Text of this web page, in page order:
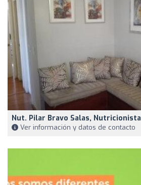
Nut. Pilar Bravo Salas, Nutricionista
Ver información y datos de contacto